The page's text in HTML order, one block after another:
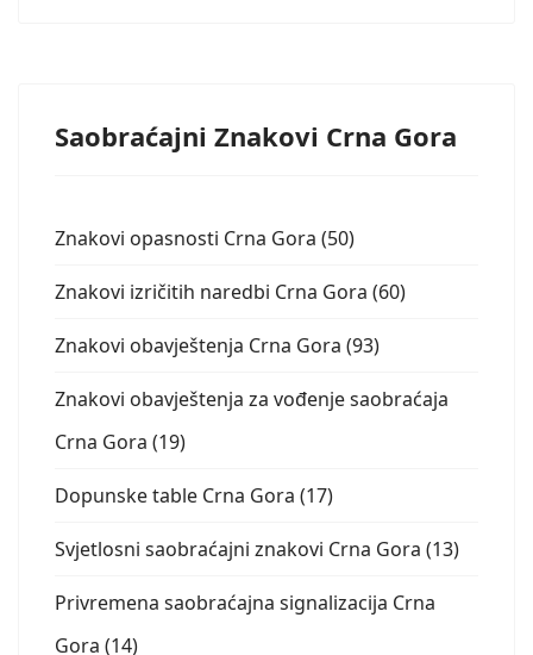
Saobraćajni Znakovi Crna Gora
Znakovi opasnosti Crna Gora (50)
Znakovi izričitih naredbi Crna Gora (60)
Znakovi obavještenja Crna Gora (93)
Znakovi obavještenja za vođenje saobraćaja
Crna Gora (19)
Dopunske table Crna Gora (17)
Svjetlosni saobraćajni znakovi Crna Gora (13)
Privremena saobraćajna signalizacija Crna
Gora (14)